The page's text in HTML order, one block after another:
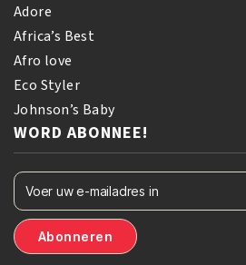
Adore
Africa’s Best
Afro love
Eco Styler
Johnson’s Baby
WORD ABONNEE!